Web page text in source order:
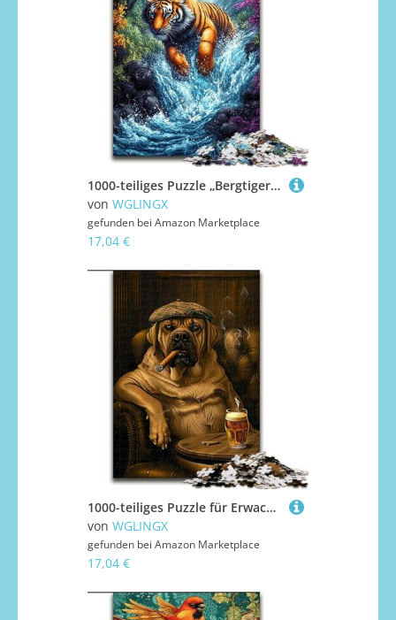
1000-teiliges Puzzle „Bergtiger“, Puzzles 1000 Teile für Erwachsene, Teenager, Stressabbau, Cooles einzigartiges Geschenk für die Familie (Größe 26x38cm)
von WGLINGX
gefunden bei Amazon Marketplace
17,04 €
1000-teiliges Puzzle für Erwachsene, rauchender Alter Hund, 1000-teiliges Puzzle für Erwachsene für das Ganze für Frauen, Geschenke für Männer (Größe 26x38cm)
von WGLINGX
gefunden bei Amazon Marketplace
17,04 €